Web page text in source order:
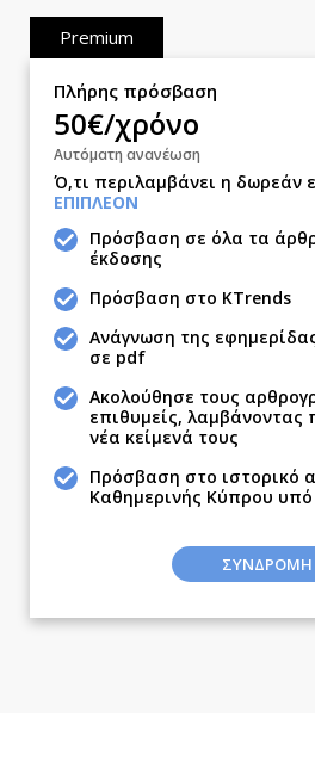
Οικονομία
Real Estate
Επιχειρήσεις
Αγορές
Money Review
AstroBank Properties
Ενέργεια
Ναυτιλία
Περιβάλλον
Ελλάδα
Κόσμος
Παράξενα
Πολιτισμός
Σινεμά
Premium
Πλήρης πρόσβαση
50€/χρόνο
Αυτόματη ανανέωση
Ό,τι περιλαμβάνει η δωρεάν
ΕΠΙΠΛΕΟΝ
Πρόσβαση σε όλα τα
έκδοσης
Πρόσβαση στο KTrends
Ανάγνωση της
σε pdf
Ακολούθησε τους
επιθυμείς, λαμβάνοντας
νέα κείμενά τους
Πρόσβαση στο ιστορικό
Καθημερινής Κύπρου
ΣΥΝΔΡΟΜΗ